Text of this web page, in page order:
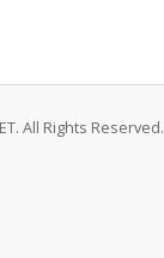
All Rights Reserved.